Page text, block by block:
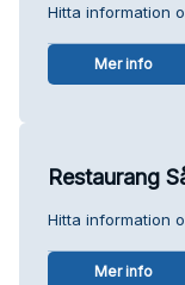
Hitta information
Mer info
Restaurang
Hitta information
Mer info